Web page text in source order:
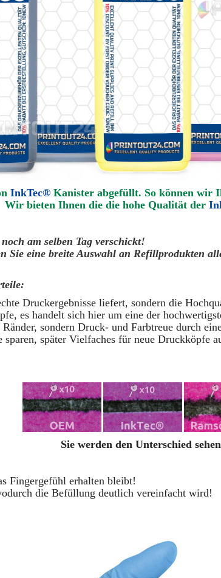
InkTec® Kanister abgefüllt. So können wir
Wir bieten Ihnen die die hohe Qualität der
am selben Tag verschickt!
Sie eine breite Auswahl an Refillprodukten
Druckergebnisse liefert, sondern die
es handelt sich hier um eine der
sondern Druck- und Farbtreue durch
später Vielfaches für neue Druckköpfe
Sie werden den Unterschied
Fingergefühl erhalten bleibt!
die Befüllung deutlich vereinfacht wird!